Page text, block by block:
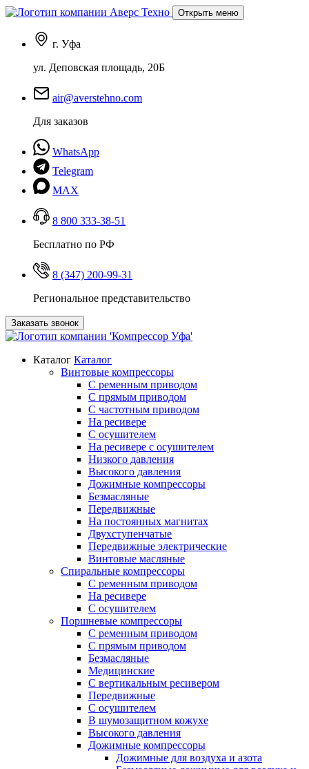
Открыть меню
г. Уфа
ул. Деповская площадь, 20Б
air@averstehno.com
Для заказов
WhatsApp
Telegram
MAX
8 800 333-38-51
Бесплатно по РФ
8 (347) 200-99-31
Региональное представительство
Заказать звонок
Каталог Каталог
Винтовые компрессоры
С ременным приводом
С прямым приводом
С частотным приводом
На ресивере
С осушителем
На ресивере с осушителем
Низкого давления
Высокого давления
Дожимные компрессоры
Безмасляные
Передвижные
На постоянных магнитах
Двухступенчатые
Передвижные электрические
Винтовые масляные
Спиральные компрессоры
С ременным приводом
На ресивере
С осушителем
Поршневые компрессоры
С ременным приводом
С прямым приводом
Безмасляные
Медицинские
С вертикальным ресивером
Передвижные
С осушителем
В шумозащитном кожухе
Высокого давления
Дожимные компрессоры
Дожимные для воздуха и азота